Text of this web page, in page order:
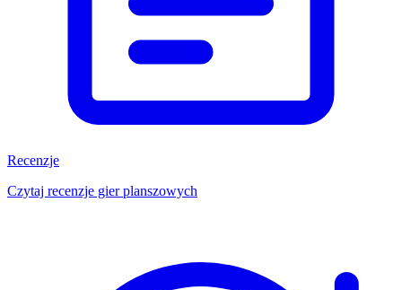
Recenzje
Czytaj recenzje gier planszowych